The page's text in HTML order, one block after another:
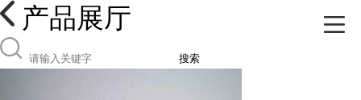
产品展厅
搜索